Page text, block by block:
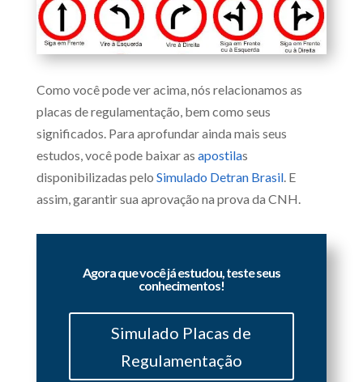
Como você pode ver acima, nós relacionamos as
placas de regulamentação, bem como seus
significados. Para aprofundar ainda mais seus
estudos, você pode baixar as apostilas
disponibilizadas pelo Simulado Detran Brasil. E
assim, garantir sua aprovação na prova da CNH.
Agora que você já estudou, teste seus
conhecimentos!
Simulado Placas de
Regulamentação